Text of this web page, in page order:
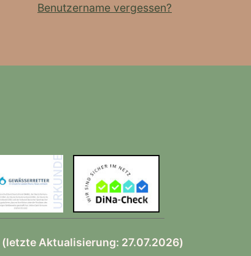
Benutzername vergessen?
(letzte Aktualisierung: 27.07.2026)